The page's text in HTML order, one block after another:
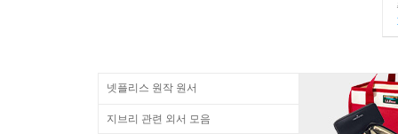
넷플리스 원작 원서
지브리 관련 외서 모음